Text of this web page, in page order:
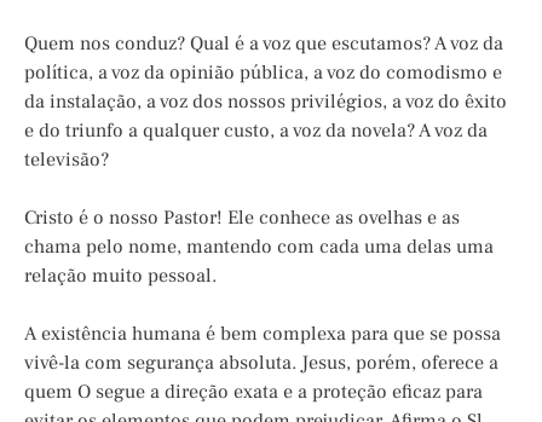
Quem nos conduz? Qual é a voz que escutamos? A voz da
política, a voz da opinião pública, a voz do comodismo e
da instalação, a voz dos nossos privilégios, a voz do êxito
e do triunfo a qualquer custo, a voz da novela? A voz da
televisão?
Cristo é o nosso Pastor! Ele conhece as ovelhas e as
chama pelo nome, mantendo com cada uma delas uma
relação muito pessoal.
A existência humana é bem complexa para que se possa
vivê-la com segurança absoluta. Jesus, porém, oferece a
quem O segue a direção exata e a proteção eficaz para